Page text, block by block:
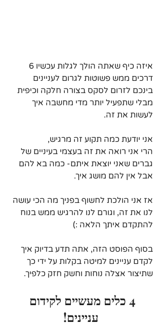
דרכים ממש פשוטות לגרום לעניינים
בינכם לזרום לסקס בצורה חלקה וכיפית
מבלי שתפעיל יותר מדי מחשבה איך
לעשות את זה.
אני יודעת כמה תקוע זה מרגיש,
הרי אני רואה את זה בעצמי בעיניים של
גברים שאני יוצאת איתם- כמה בא להם
אבל אין להם מושג איך.
אז אני הולכת לחשוף בפניך מה הכי עושה
לנו את זה, וגורם לנו להרגיש ממש בנוח
להתקדם איתך הלאה :)
בסוף הפוסט הזה, אתה תדע בדיוק איך
לקדם עניינים למיטה בקלות על ידי כך
שתיצור אצלה נוחות וחשק חזק כלפיך.
4 כלים מעשיים לקידום
עניינים!